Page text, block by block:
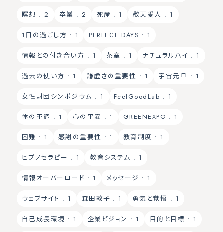
瞑想 : 2 卒業 : 2 死産 : 1 敬天愛人 : 1
1日の過ごし方 : 1 PERFECT DAYS : 1
情報との付き合い方 : 1 茶室 : 1 ナチュラルハイ : 1
過去の使い方 : 1 謙虚さの重要性 : 1 宇宙元旦 : 1
女性財団シンポジウム : 1 FeelGoodLab : 1
体の不調 : 1 心の平安 : 1 GREENEXPO : 1
困難 : 1 感謝の重要性 : 1 教育制度 : 1
ヒプノセラピー : 1 教育システム : 1
情報オーバーロード : 1 メッセージ : 1
ウェブサイト : 1 森田敦子 : 1 勇気と覚悟 : 1
自己成長環境 : 1 企業ビジョン : 1 目的と目標 : 1